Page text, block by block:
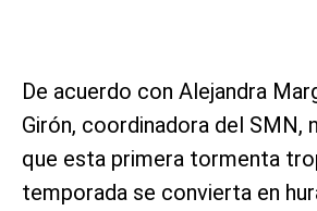
De acuerdo con Alejandra
Girón, coordinadora del SMN,
que esta primera tormenta
temporada se convierta en